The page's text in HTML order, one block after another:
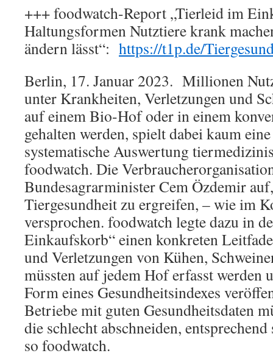
+++ foodwatch-Report „Tierleid im
Haltungsformen Nutztiere krank
ändern lässt“: https://t1p.de/
Berlin, 17. Januar 2023. Millionen
unter Krankheiten, Verletzungen und
auf einem Bio-Hof oder in einem
gehalten werden, spielt dabei kaum
systematische Auswertung
foodwatch. Die
Bundesagrarminister Cem Özdemir
Tiergesundheit zu ergreifen, – wie im
versprochen. foodwatch legte dazu in
Einkaufskorb“ einen konkreten
und Verletzungen von Kühen,
müssten auf jedem Hof erfasst werden
Form eines Gesundheitsindexes
Betriebe mit guten Gesundheitsdaten
die schlecht abschneiden,
so foodwatch.